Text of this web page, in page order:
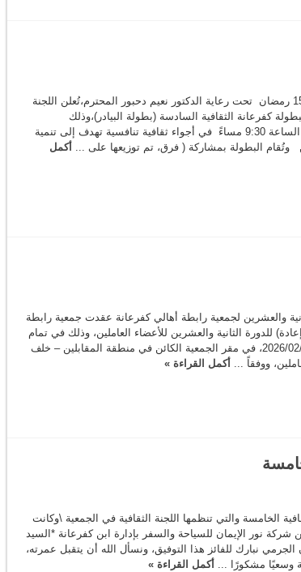
بطولة كفرعانة الثقافية السادسة تنطلق الخميس 15 رمضان تحت رعاية الدكتور نعيم دحبور المحترم،تُعلن اللجنة
كفرعانة الثقافية السادسة (بطولة البيادر)،وذلك
يوم:- الخميس 15 رمضان الموافق 5 – 3 – 2026م. الساعة 9:30 مساءً في أجواء ثقافية تنافسية تهدف إلى تنمية
وتُقام البطولة بمشاركة ( فرق، تم توزيعها على ... أكمل
والعشرين لجمعية رابطة أهالي كفرعانة عقدت جمعية رابطة
للدورة الثانية والعشرين للأعضاء العاملين، وذلك في تمام
الساعة الثالثة من بعد ظهر يوم الجمعة الموافق 2026/02/06، في مقر الجمعية الكائن في منطقة المقابلين – خلف
ووفقاً ... أكمل القراءة »
مسابقة القدس الثقافية الخامسة والتي تنظمها اللجنة الثقافية في الجمعية \وكانت
نور الإيمان للسياحة والسفر بإدارة ابن كفرعانة *السيد
الجرمي نبارك للفائز هذا التوفيق، ونسأل الله أن يتقبل عمرته،
وسعيًا مشكورًا ... أكمل القراءة »